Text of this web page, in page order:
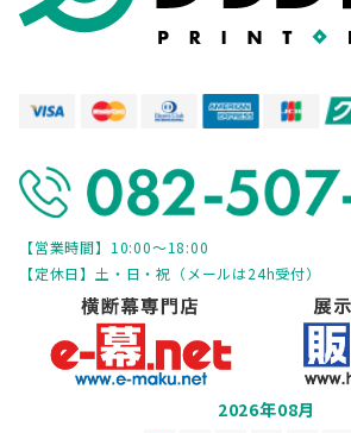
【営業時間】10:00～18:00
【定休日】土・日・祝（メールは24h受付）
2026年08月